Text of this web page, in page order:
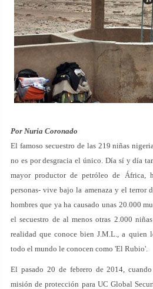
Por Nuria Coronado
El famoso secuestro de las 219 niñas
no es por desgracia el único. Día sí y día
mayor productor de petróleo de África,
personas- vive bajo la amenaza y el terror
hombres que ya ha causado unas 20.000
el secuestro de al menos otras 2.000
realidad que conoce bien J.M.L., a quien
todo el mundo le conocen como 'El Rubio'.
El pasado 20 de febrero de 2014,
misión de protección para UC Global